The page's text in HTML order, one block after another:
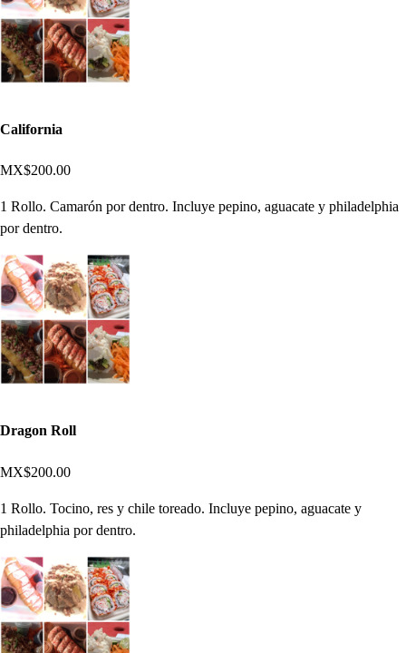
California
MX$200.00
1 Rollo. Camarón por dentro. Incluye pepino, aguacate y philadelphia
por dentro.
Dragon Roll
MX$200.00
1 Rollo. Tocino, res y chile toreado. Incluye pepino, aguacate y
philadelphia por dentro.